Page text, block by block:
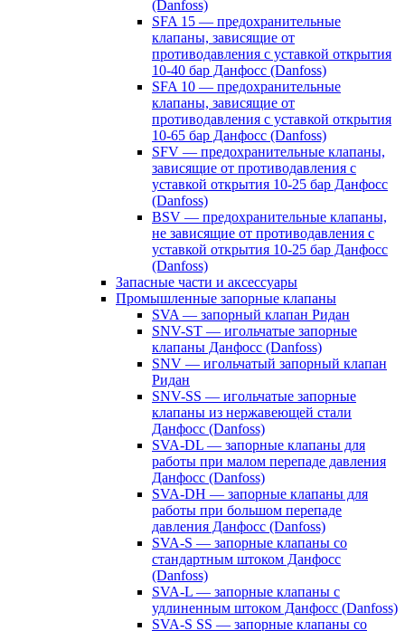
(Danfoss)
SFA 15 — предохранительные
клапаны, зависящие от
противодавления с уставкой открытия
10-40 бар Данфосс (Danfoss)
SFA 10 — предохранительные
клапаны, зависящие от
противодавления с уставкой открытия
10-65 бар Данфосс (Danfoss)
SFV — предохранительные клапаны,
зависящие от противодавления с
уставкой открытия 10-25 бар Данфосс
(Danfoss)
BSV — предохранительные клапаны,
не зависящие от противодавления с
уставкой открытия 10-25 бар Данфосс
(Danfoss)
Запасные части и аксессуары
Промышленные запорные клапаны
SVA — запорный клапан Ридан
SNV-ST — игольчатые запорные
клапаны Данфосс (Danfoss)
SNV — игольчатый запорный клапан
Ридан
SNV-SS — игольчатые запорные
клапаны из нержавеющей стали
Данфосс (Danfoss)
SVA-DL — запорные клапаны для
работы при малом перепаде давления
Данфосс (Danfoss)
SVA-DH — запорные клапаны для
работы при большом перепаде
давления Данфосс (Danfoss)
SVA-S — запорные клапаны со
стандартным штоком Данфосс
(Danfoss)
SVA-L — запорные клапаны с
удлиненным штоком Данфосс (Danfoss)
SVA-S SS — запорные клапаны со